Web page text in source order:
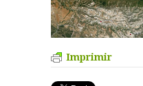
Imprimir